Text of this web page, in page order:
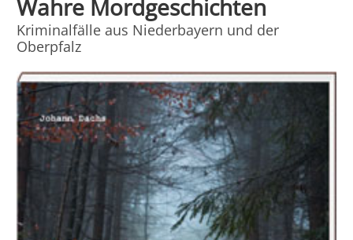
Wahre Mordgeschichten
Kriminalfälle aus Niederbayern und der
Oberpfalz